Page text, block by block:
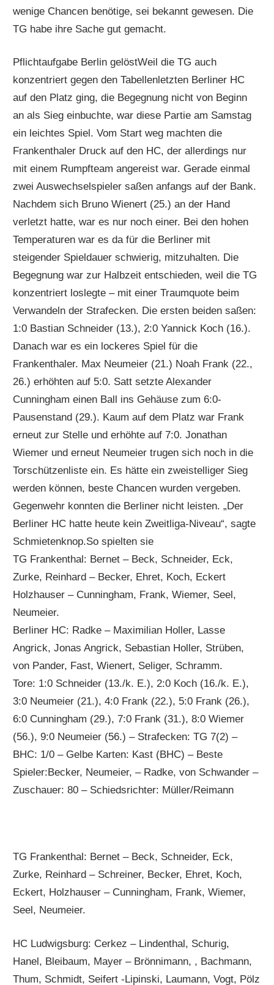
wenige Chancen benötige, sei bekannt gewesen. Die
TG habe ihre Sache gut gemacht.
Pflichtaufgabe Berlin gelöstWeil die TG auch
konzentriert gegen den Tabellenletzten Berliner HC
auf den Platz ging, die Begegnung nicht von Beginn
an als Sieg einbuchte, war diese Partie am Samstag
ein leichtes Spiel. Vom Start weg machten die
Frankenthaler Druck auf den HC, der allerdings nur
mit einem Rumpfteam angereist war. Gerade einmal
zwei Auswechselspieler saßen anfangs auf der Bank.
Nachdem sich Bruno Wienert (25.) an der Hand
verletzt hatte, war es nur noch einer. Bei den hohen
Temperaturen war es da für die Berliner mit
steigender Spieldauer schwierig, mitzuhalten. Die
Begegnung war zur Halbzeit entschieden, weil die TG
konzentriert loslegte – mit einer Traumquote beim
Verwandeln der Strafecken. Die ersten beiden saßen:
1:0 Bastian Schneider (13.), 2:0 Yannick Koch (16.).
Danach war es ein lockeres Spiel für die
Frankenthaler. Max Neumeier (21.) Noah Frank (22.,
26.) erhöhten auf 5:0. Satt setzte Alexander
Cunningham einen Ball ins Gehäuse zum 6:0-
Pausenstand (29.). Kaum auf dem Platz war Frank
erneut zur Stelle und erhöhte auf 7:0. Jonathan
Wiemer und erneut Neumeier trugen sich noch in die
Torschützenliste ein. Es hätte ein zweistelliger Sieg
werden können, beste Chancen wurden vergeben.
Gegenwehr konnten die Berliner nicht leisten. „Der
Berliner HC hatte heute kein Zweitliga-Niveau“, sagte
Schmietenknop.So spielten sie
TG Frankenthal: Bernet – Beck, Schneider, Eck,
Zurke, Reinhard – Becker, Ehret, Koch, Eckert
Holzhauser – Cunningham, Frank, Wiemer, Seel,
Neumeier.
Berliner HC: Radke – Maximilian Holler, Lasse
Angrick, Jonas Angrick, Sebastian Holler, Strüben,
von Pander, Fast, Wienert, Seliger, Schramm.
Tore: 1:0 Schneider (13./k. E.), 2:0 Koch (16./k. E.),
3:0 Neumeier (21.), 4:0 Frank (22.), 5:0 Frank (26.),
6:0 Cunningham (29.), 7:0 Frank (31.), 8:0 Wiemer
(56.), 9:0 Neumeier (56.) – Strafecken: TG 7(2) –
BHC: 1/0 – Gelbe Karten: Kast (BHC) – Beste
Spieler:Becker, Neumeier, – Radke, von Schwander –
Zuschauer: 80 – Schiedsrichter: Müller/Reimann
TG Frankenthal: Bernet – Beck, Schneider, Eck,
Zurke, Reinhard – Schreiner, Becker, Ehret, Koch,
Eckert, Holzhauser – Cunningham, Frank, Wiemer,
Seel, Neumeier.
HC Ludwigsburg: Cerkez – Lindenthal, Schurig,
Hanel, Bleibaum, Mayer – Brönnimann, , Bachmann,
Thum, Schmidt, Seifert -Lipinski, Laumann, Vogt, Pölz